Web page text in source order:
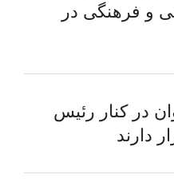
و فرهنگی در
در کنار رئیس
دارند